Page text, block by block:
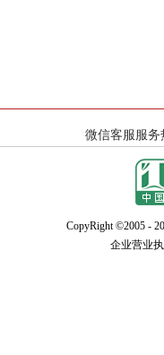
CopyRight ©2005 -
企业营业